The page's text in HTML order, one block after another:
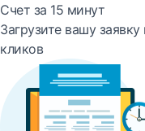
Счет за 15 минут
Загрузите вашу
кликов